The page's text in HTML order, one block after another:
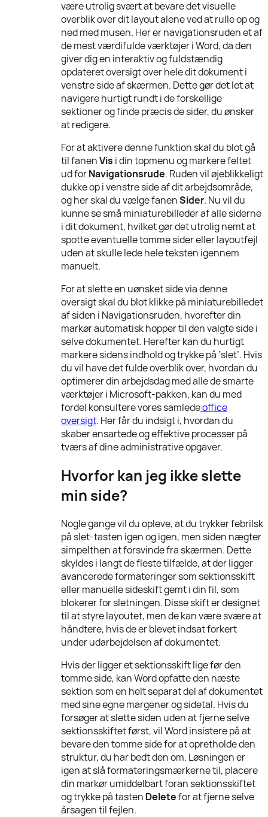
være utrolig svært at bevare det visuelle
overblik over dit layout alene ved at rulle op og
ned med musen. Her er navigationsruden et af
de mest værdifulde værktøjer i Word, da den
giver dig en interaktiv og fuldstændig
opdateret oversigt over hele dit dokument i
venstre side af skærmen. Dette gør det let at
navigere hurtigt rundt i de forskellige
sektioner og finde præcis de sider, du ønsker
at redigere.
For at aktivere denne funktion skal du blot gå
til fanenVis i din topmenu og markere feltet
ud forNavigationsrude. Ruden vil øjeblikkeligt
dukke op i venstre side af dit arbejdsområde,
og her skal du vælge fanenSider. Nu vil du
kunne se små miniaturebilleder af alle siderne
i dit dokument, hvilket gør det utrolig nemt at
spotte eventuelle tomme sider eller layoutfejl
uden at skulle lede hele teksten igennem
manuelt.
For at slette en uønsket side via denne
oversigt skal du blot klikke på miniaturebilledet
af siden i Navigationsruden, hvorefter din
markør automatisk hopper til den valgte side i
selve dokumentet. Herefter kan du hurtigt
markere sidens indhold og trykke på ‘slet’. Hvis
du vil have det fulde overblik over, hvordan du
optimerer din arbejdsdag med alle de smarte
værktøjer i Microsoft-pakken, kan du med
fordel konsultere vores samledeoffice
oversigt. Her får du indsigt i, hvordan du
skaber ensartede og effektive processer på
tværs af dine administrative opgaver.
Hvorfor kan jeg ikke slette
min side?
Nogle gange vil du opleve, at du trykker febrilsk
på slet-tasten igen og igen, men siden nægter
simpelthen at forsvinde fra skærmen. Dette
skyldes i langt de fleste tilfælde, at der ligger
avancerede formateringer som sektionsskift
eller manuelle sideskift gemt i din fil, som
blokerer for sletningen. Disse skift er designet
til at styre layoutet, men de kan være svære at
håndtere, hvis de er blevet indsat forkert
under udarbejdelsen af dokumentet.
Hvis der ligger et sektionsskift lige før den
tomme side, kan Word opfatte den næste
sektion som en helt separat del af dokumentet
med sine egne margener og sidetal. Hvis du
forsøger at slette siden uden at fjerne selve
sektionsskiftet først, vil Word insistere på at
bevare den tomme side for at opretholde den
struktur, du har bedt den om. Løsningen er
igen at slå formateringsmærkerne til, placere
din markør umiddelbart foran sektionsskiftet
og trykke på tasten Deletefor at fjerne selve
årsagen til fejlen.